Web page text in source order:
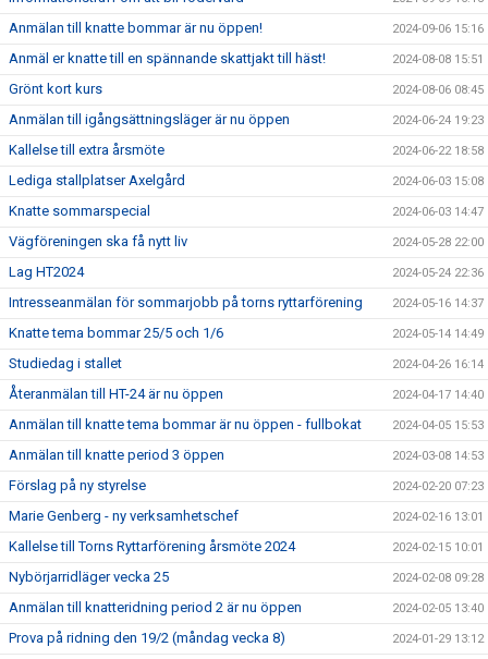
Anmälan till knatte bommar är nu öppen! 2024-09-06 15:16
Anmäl er knatte till en spännande skattjakt till häst! 2024-08-08 15:51
Grönt kort kurs 2024-08-06 08:45
Anmälan till igångsättningsläger är nu öppen 2024-06-24 19:23
Kallelse till extra årsmöte 2024-06-22 18:58
Lediga stallplatser Axelgård 2024-06-03 15:08
Knatte sommarspecial 2024-06-03 14:47
Vägföreningen ska få nytt liv 2024-05-28 22:00
Lag HT2024 2024-05-24 22:36
Intresseanmälan för sommarjobb på torns ryttarförening 2024-05-16 14:37
Knatte tema bommar 25/5 och 1/6 2024-05-14 14:49
Studiedag i stallet 2024-04-26 16:14
Återanmälan till HT-24 är nu öppen 2024-04-17 14:40
Anmälan till knatte tema bommar är nu öppen - fullbokat 2024-04-05 15:53
Anmälan till knatte period 3 öppen 2024-03-08 14:53
Förslag på ny styrelse 2024-02-20 07:23
Marie Genberg - ny verksamhetschef 2024-02-16 13:01
Kallelse till Torns Ryttarförening årsmöte 2024 2024-02-15 10:01
Nybörjarridläger vecka 25 2024-02-08 09:28
Anmälan till knatteridning period 2 är nu öppen 2024-02-05 13:40
Prova på ridning den 19/2 (måndag vecka 8) 2024-01-29 13:12